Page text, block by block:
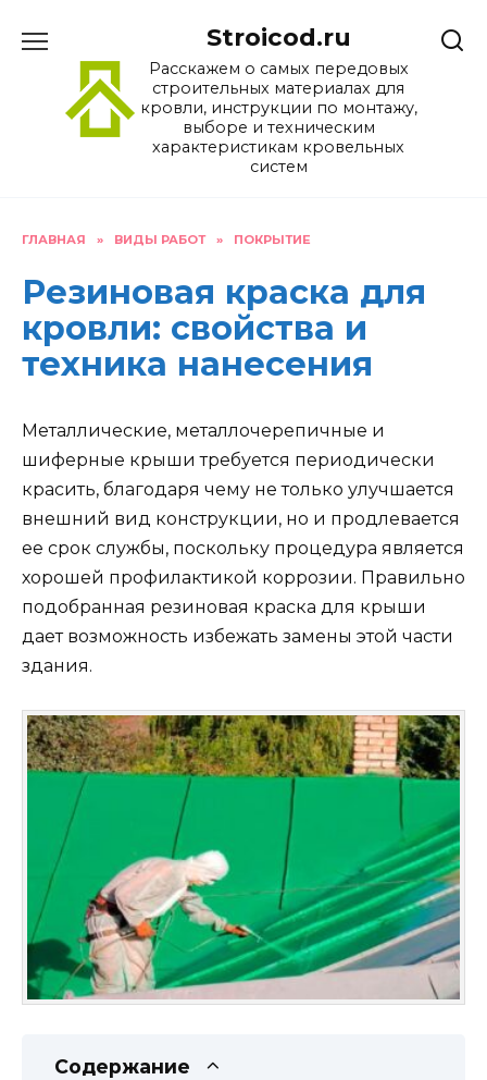
содержанию
Stroicod.ru
Расскажем о самых передовых
строительных материалах для
кровли, инструкции по монтажу,
выборе и техническим
характеристикам кровельных
систем
ГЛАВНАЯ » ВИДЫ РАБОТ » ПОКРЫТИЕ
Резиновая краска для
кровли: свойства и
техника нанесения
Металлические, металлочерепичные и
шиферные крыши требуется периодически
красить, благодаря чему не только улучшается
внешний вид конструкции, но и продлевается
ее срок службы, поскольку процедура является
хорошей профилактикой коррозии. Правильно
подобранная резиновая краска для крыши
дает возможность избежать замены этой части
здания.
Содержание